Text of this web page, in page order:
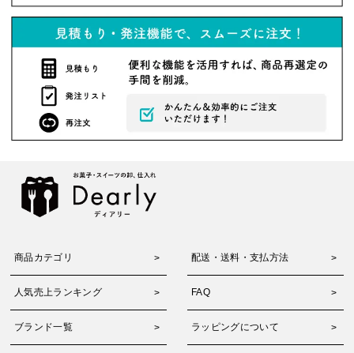
商品カテゴリ 配送・送料・支払方法
人気売上ランキング FAQ
ブランド一覧 ラッピングについて